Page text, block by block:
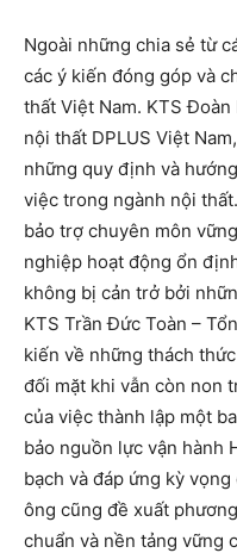
Ngoài những chia sẻ từ
các ý kiến đóng góp và
thất Việt Nam. KTS
nội thất DPLUS Việt
những quy định và
việc trong ngành nội
bảo trợ chuyên môn
nghiệp hoạt động ổn
không bị cản trở bởi
KTS Trần Đức Toàn –
kiến về những thách
đối mặt khi vẫn còn non
của việc thành lập một
bảo nguồn lực vận hành
bạch và đáp ứng kỳ
ông cũng đề xuất
chuẩn và nền tảng vững